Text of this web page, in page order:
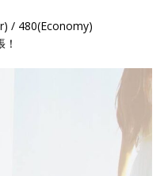
/ 480(Economy)